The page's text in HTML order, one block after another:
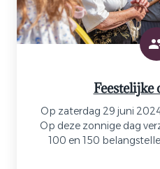
Op zaterdag 29 juni
Op deze zonnige dag
100 en 150